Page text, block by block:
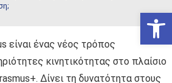
είναι ένας νέος τρόπος
κινητικότητας στο πλαίσιο
Δίνει τη δυνατότητα στους